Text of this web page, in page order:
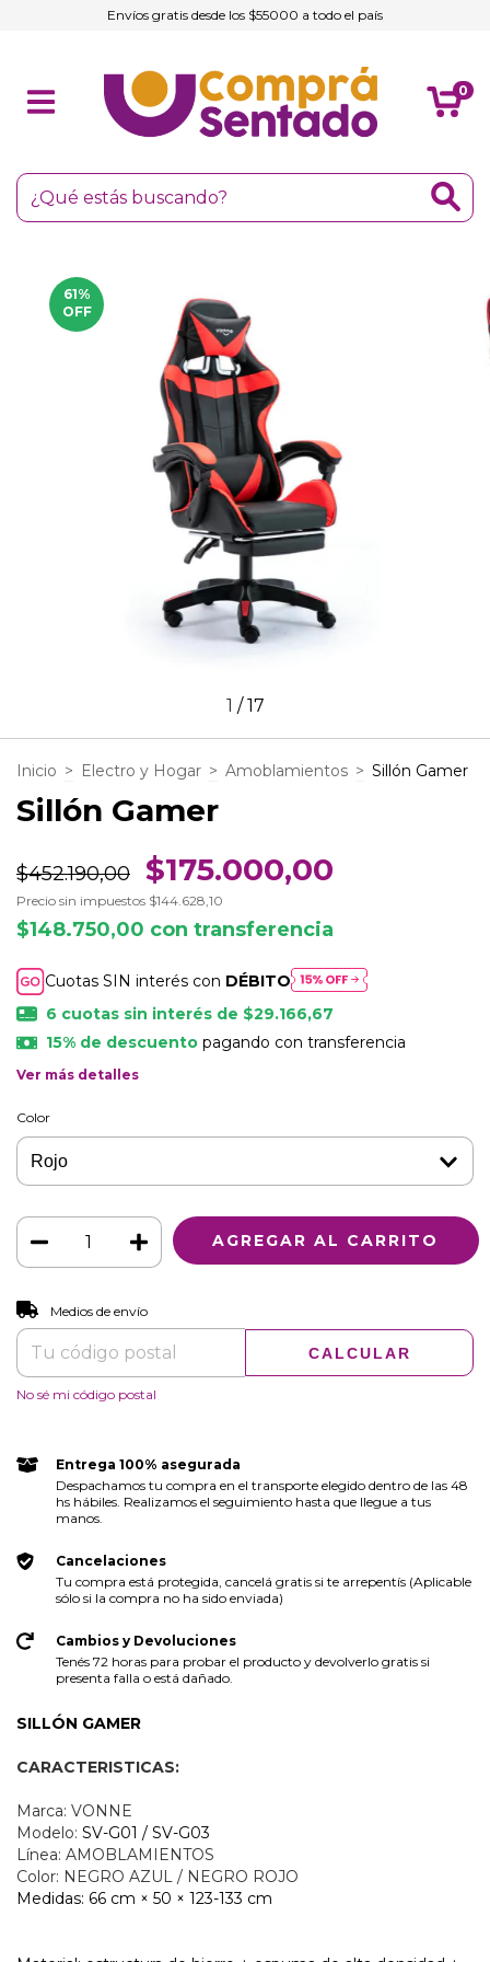
Envíos gratis desde los $55000 a todo el país
0
61%
OFF
1 /17
Inicio > Electro y Hogar > Amoblamientos > Sillón Gamer
Sillón Gamer
$452.190,00 $175.000,00
Precio sin impuestos $144.628,10
$148.750,00 con transferencia
Cuotas SIN interés con DÉBITO
6 cuotas sin interés de $29.166,67
15% de descuentopagando con transferencia
Ver más detalles
Color
Entregas para el CP:
Medios de envío
CALCULAR
No sé mi código postal
Entrega 100% asegurada
Despachamos tu compra en el transporte elegido dentro de las 48
hs hábiles. Realizamos el seguimiento hasta que llegue a tus
manos.
Cancelaciones
Tu compra está protegida, cancelá gratis si te arrepentís (Aplicable
sólo si la compra no ha sido enviada)
Cambios y Devoluciones
Tenés 72 horas para probar el producto y devolverlo gratis si
presenta falla o está dañado.
SILLÓN GAMER
CARACTERISTICAS:
Marca: VONNE
Modelo: SV-G01 / SV-G03
Línea: AMOBLAMIENTOS
Color: NEGRO AZUL / NEGRO ROJO
Medidas: 66 cm × 50 × 123-133 cm